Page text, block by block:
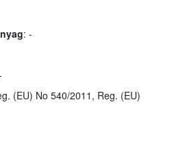
: -
(EU) No 540/2011, Reg. (EU)